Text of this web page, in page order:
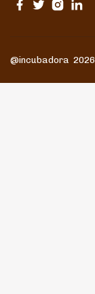
@incubadora 2026